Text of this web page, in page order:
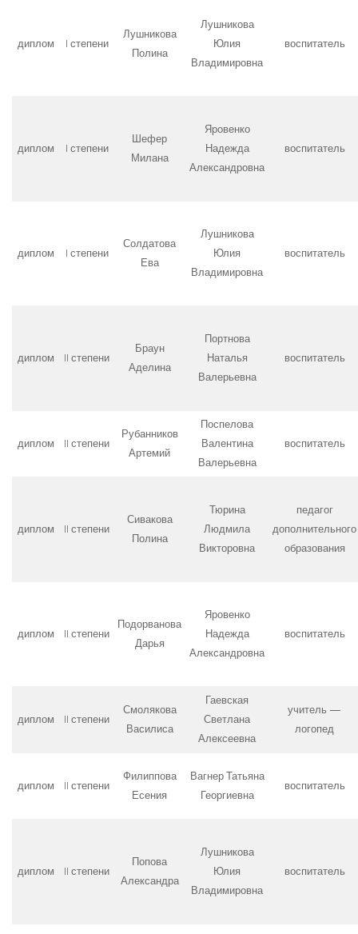
диплом I степени
Лушникова
Полина
Лушникова
Юлия
Владимировна
воспитатель
диплом I степени
Шефер
Милана
Яровенко
Надежда
Александровна
воспитатель
диплом I степени
Солдатова
Ева
Лушникова
Юлия
Владимировна
воспитатель
диплом II степени
Браун
Аделина
Портнова
Наталья
Валерьевна
воспитатель
диплом II степени
Рубанников
Артемий
Поспелова
Валентина
Валерьевна
воспитатель
диплом II степени
Сивакова
Полина
Тюрина
Людмила
Викторовна
педагог
дополнительного
образования
диплом II степени
Подорванова
Дарья
Яровенко
Надежда
Александровна
воспитатель
диплом II степени
Смолякова
Василиса
Гаевская
Светлана
Алексеевна
учитель —
логопед
диплом II степени
Филиппова
Есения
Вагнер Татьяна
Георгиевна
воспитатель
диплом II степени
Попова
Александра
Лушникова
Юлия
Владимировна
воспитатель